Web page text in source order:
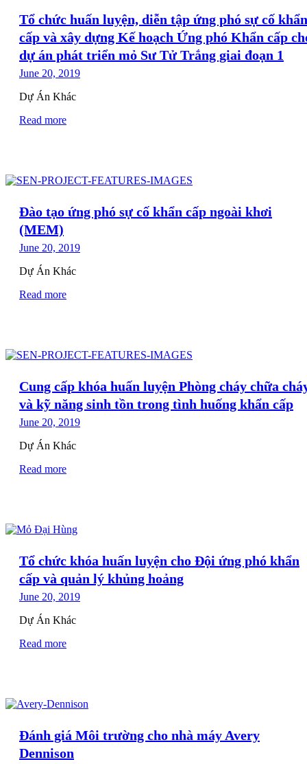
Tổ chức huấn luyện, diễn tập ứng phó sự cố khẩn
cấp và xây dựng Kế hoạch Ứng phó Khẩn cấp
dự án phát triển mỏ Sư Tử Trắng giai đoạn 1
June 20, 2019
Dự Án Khác
Read more
Đào tạo ứng phó sự cố khẩn cấp ngoài khơi
(MEM)
June 20, 2019
Dự Án Khác
Read more
Cung cấp khóa huấn luyện Phòng cháy chữa
và kỹ năng sinh tồn trong tình huống khẩn cấp
June 20, 2019
Dự Án Khác
Read more
Tổ chức khóa huấn luyện cho Đội ứng phó khẩn
cấp và quản lý khủng hoảng
June 20, 2019
Dự Án Khác
Read more
Đánh giá Môi trường cho nhà máy Avery
Dennison